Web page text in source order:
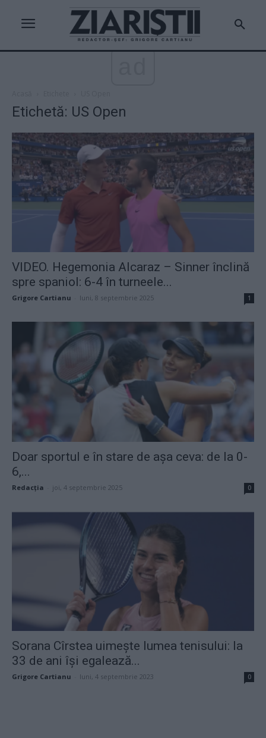
Etichetă: US Open
VIDEO. Hegemonia Alcaraz – Sinner înclină
spre spaniol: 6-4 în turneele...
Grigore Cartianu luni, 8 septembrie 2025 1
Doar sportul e în stare de așa ceva: de la 0-
6,...
Redacţia joi, 4 septembrie 2025 0
Sorana Cîrstea uimește lumea tenisului: la
33 de ani își egalează...
Grigore Cartianu luni, 4 septembrie 2023 0